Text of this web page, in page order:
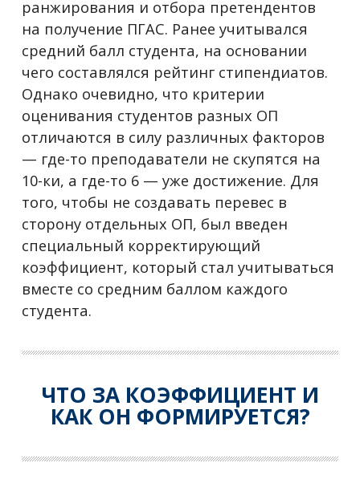
ранжирования и отбора претендентов
на получение ПГАС. Ранее учитывался
средний балл студента, на основании
чего составлялся рейтинг стипендиатов.
Однако очевидно, что критерии
оценивания студентов разных ОП
отличаются в силу различных факторов
— где-то преподаватели не скупятся на
10-ки, а где-то 6 — уже достижение. Для
того, чтобы не создавать перевес в
сторону отдельных ОП, был введен
специальный корректирующий
коэффициент, который стал учитываться
вместе со средним баллом каждого
студента.
ЧТО ЗА КОЭФФИЦИЕНТ И
КАК ОН ФОРМИРУЕТСЯ?